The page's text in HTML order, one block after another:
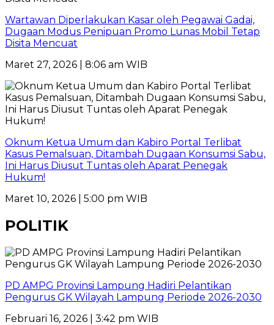
Wartawan Diperlakukan Kasar oleh Pegawai Gadai,
Dugaan Modus Penipuan Promo Lunas Mobil Tetap
Disita Mencuat
Maret 27, 2026 | 8:06 am WIB
Oknum Ketua Umum dan Kabiro Portal Terlibat
Kasus Pemalsuan, Ditambah Dugaan Konsumsi Sabu,
Ini Harus Diusut Tuntas oleh Aparat Penegak
Hukum!
Maret 10, 2026 | 5:00 pm WIB
POLITIK
PD AMPG Provinsi Lampung Hadiri Pelantikan
Pengurus GK Wilayah Lampung Periode 2026-2030
Februari 16, 2026 | 3:42 pm WIB